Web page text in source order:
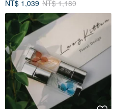
NT$ 1,039 NT$ 1,180